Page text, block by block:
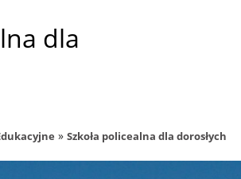
dla
» Szkoła policealna dla dorosłych